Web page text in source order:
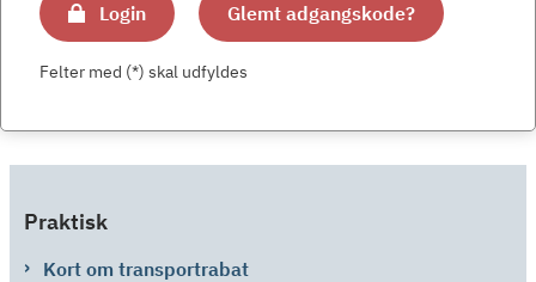
Login Glemt adgangskode?
Felter med (*) skal udfyldes
Praktisk
Kort om transportrabat